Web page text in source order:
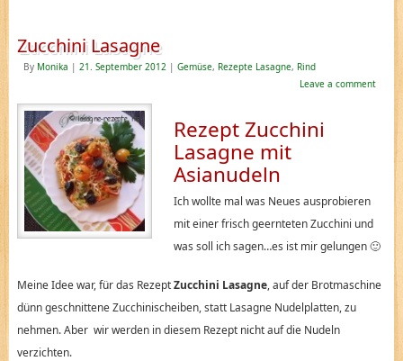
Zucchini Lasagne
By Monika | 21. September 2012 | Gemüse, Rezepte Lasagne, Rind
Leave a comment
Rezept Zucchini
Lasagne mit
Asianudeln
Ich wollte mal was Neues ausprobieren
mit einer frisch geernteten Zucchini und
was soll ich sagen…es ist mir gelungen 🙂
Meine Idee war, für das RezeptZucchini Lasagne, auf der Brotmaschine
dünn geschnittene Zucchinischeiben, statt Lasagne Nudelplatten, zu
nehmen. Aber wir werden in diesem Rezept nicht auf die Nudeln
verzichten.